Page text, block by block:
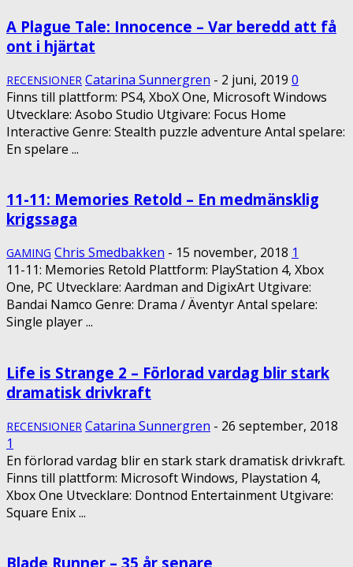
A Plague Tale: Innocence – Var beredd att få
ont i hjärtat
RECENSIONER Catarina Sunnergren - 2 juni, 2019 0
Finns till plattform: PS4, XboX One, Microsoft Windows
Utvecklare: Asobo Studio Utgivare: Focus Home
Interactive Genre: Stealth puzzle adventure Antal spelare:
En spelare ...
11-11: Memories Retold – En medmänsklig
krigssaga
GAMING Chris Smedbakken - 15 november, 2018 1
11-11: Memories Retold Plattform: PlayStation 4, Xbox
One, PC Utvecklare: Aardman and DigixArt Utgivare:
Bandai Namco Genre: Drama / Äventyr Antal spelare:
Single player ...
Life is Strange 2 – Förlorad vardag blir stark
dramatisk drivkraft
RECENSIONER Catarina Sunnergren - 26 september, 2018
1
En förlorad vardag blir en stark stark dramatisk drivkraft.
Finns till plattform: Microsoft Windows, Playstation 4,
Xbox One Utvecklare: Dontnod Entertainment Utgivare:
Square Enix ...
Blade Runner – 35 år senare